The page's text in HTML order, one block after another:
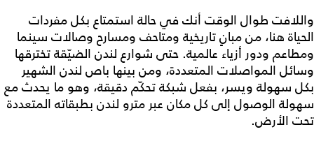
واللافت طوال الوقت أنك في حالة استمتاع بكل مفردات
الحياة هنا، من مبانٍ تاريخية ومتاحف ومسارح وصالات سينما
ومطاعم ودور أزياء عالمية. حتى شوارع لندن الضيّقة تخترقها
وسائل المواصلات المتعددة، ومن بينها باص لندن الشهير
بكل سهولة ويسر، بفعل شبكة تحكّم دقيقة، وهو ما يحدث مع
سهولة الوصول إلى كل مكان عبر مترو لندن بطبقاته المتعددة
تحت الأرض.